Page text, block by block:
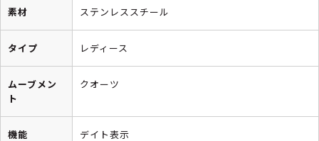
素材 ステンレススチール
タイプ レディース
ムーブメン
ト
クオーツ
機能 デイト表示